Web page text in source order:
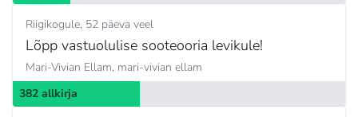
Riigikogule 52 päeva veel
Lõpp vastuolulise sooteooria levikule!
Mari-Vivian Ellam, mari-vivian ellam
382 allkirja